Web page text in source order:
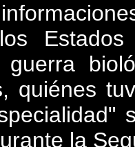
guerra
quiénes
la